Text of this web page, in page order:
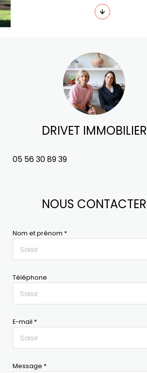
DRIVET IMMOBILIER
05 56 30 89 39
NOUS CONTACTER
Nom et prénom *
Téléphone
E-mail *
Message *